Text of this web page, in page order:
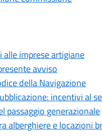
imprese artigiane
avviso
della Navigazione
incentivi al
passaggio generazionale
alberghiere e locazioni